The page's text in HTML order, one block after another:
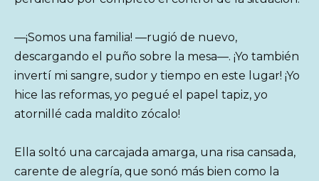
—¡Somos una familia! —rugió de nuevo,
descargando el puño sobre la mesa—. ¡Yo también
invertí mi sangre, sudor y tiempo en este lugar! ¡Yo
hice las reformas, yo pegué el papel tapiz, yo
atornillé cada maldito zócalo!
Ella soltó una carcajada amarga, una risa cansada,
carente de alegría, que sonó más bien como la